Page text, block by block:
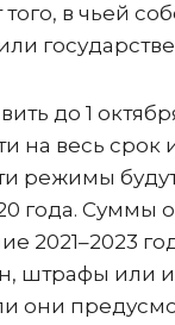
в чьей
до 1
весь срок
режимы
года.
2021–2023
штрафы или
они